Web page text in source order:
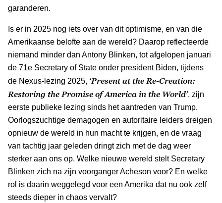
garanderen.
Is er in 2025 nog iets over van dit optimisme, en van die
Amerikaanse belofte aan de wereld? Daarop reflecteerde
niemand minder dan Antony Blinken, tot afgelopen januari
de 71e Secretary of State onder president Biden, tijdens
de Nexus-lezing 2025, ‘Present at the Re-Creation:
Restoring the Promise of America in the World’, zijn
eerste publieke lezing sinds het aantreden van Trump.
Oorlogszuchtige demagogen en autoritaire leiders dreigen
opnieuw de wereld in hun macht te krijgen, en de vraag
van tachtig jaar geleden dringt zich met de dag weer
sterker aan ons op. Welke nieuwe wereld stelt Secretary
Blinken zich na zijn voorganger Acheson voor? En welke
rol is daarin weggelegd voor een Amerika dat nu ook zelf
steeds dieper in chaos vervalt?